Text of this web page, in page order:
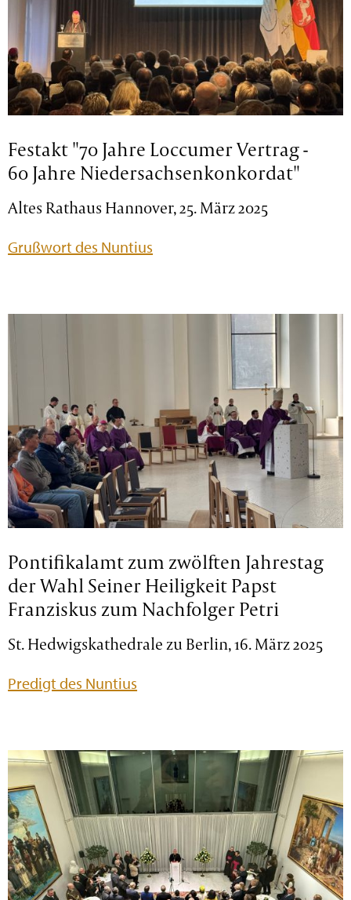
Festakt "70 Jahre Loccumer Vertrag -
60 Jahre Niedersachsenkonkordat"
Altes Rathaus Hannover, 25. März 2025
Grußwort des Nuntius
Pontifikalamt zum zwölften Jahrestag
der Wahl Seiner Heiligkeit Papst
Franziskus zum Nachfolger Petri
St. Hedwigskathedrale zu Berlin, 16. März 2025
Predigt des Nuntius